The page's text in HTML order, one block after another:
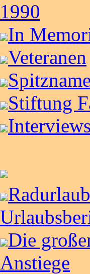
1990
In
Veteranen
Stiftung
Die
Anstiege